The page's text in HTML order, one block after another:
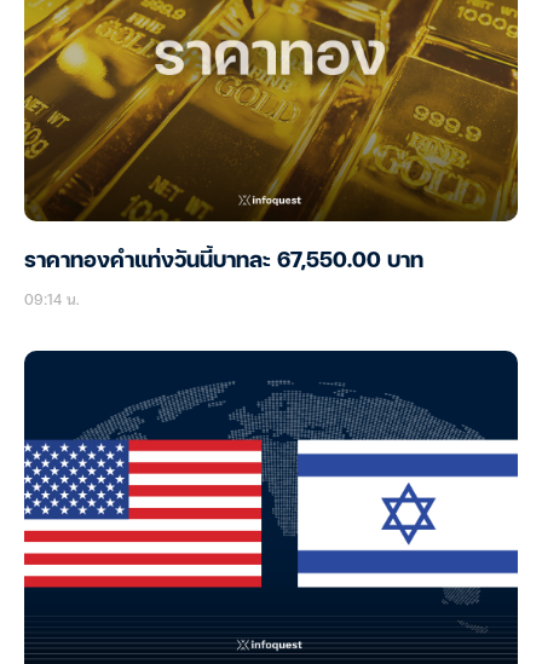
ราคาทองคำแท่งวันนี้บาทละ 67,550.00 บาท
09:14 น.